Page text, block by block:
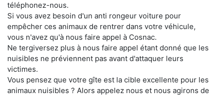
téléphonez-nous.
Si vous avez besoin d'un anti rongeur voiture pour
empêcher ces animaux de rentrer dans votre véhicule,
vous n'avez qu'à nous faire appel à Cosnac.
Ne tergiversez plus à nous faire appel étant donné que les
nuisibles ne préviennent pas avant d'attaquer leurs
victimes.
Vous pensez que votre gîte est la cible excellente pour les
animaux nuisibles ? Alors appelez nous et nous agirons de